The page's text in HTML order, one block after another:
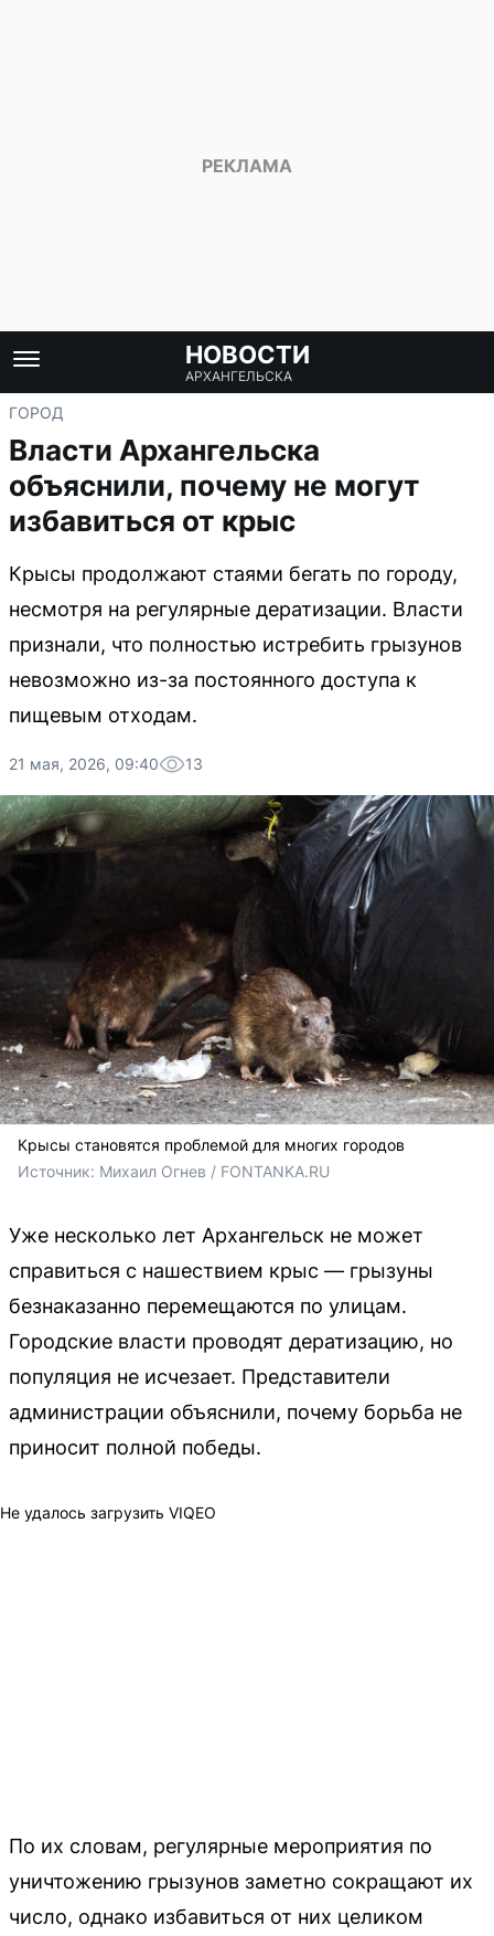
НОВОСТИ
АРХАНГЕЛЬСКА
ГОРОД
Власти Архангельска
объяснили, почему не могут
избавиться от крыс
Крысы продолжают стаями бегать по городу,
несмотря на регулярные дератизации. Власти
признали, что полностью истребить грызунов
невозможно из-за постоянного доступа к
пищевым отходам.
21 мая, 2026, 09:40 13
Крысы становятся проблемой для многих городов
Источник: Михаил Огнев / FONTANKA.RU
Уже несколько лет Архангельск не может
справиться с нашествием крыс — грызуны
безнаказанно перемещаются по улицам.
Городские власти проводят дератизацию, но
популяция не исчезает. Представители
администрации объяснили, почему борьба не
приносит полной победы.
Не удалось загрузить VIQEO
По их словам, регулярные мероприятия по
уничтожению грызунов заметно сокращают их
число, однако избавиться от них целиком